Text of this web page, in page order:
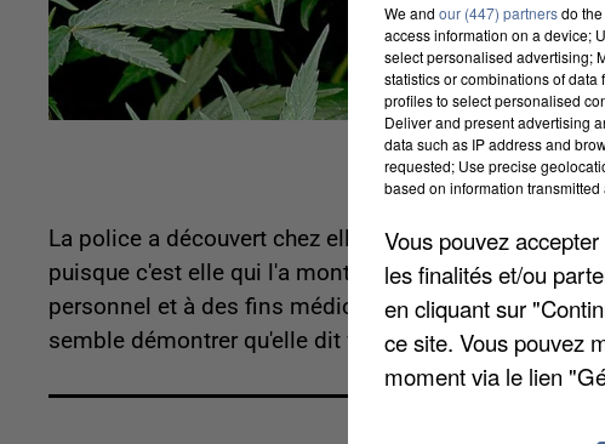
La police a découvert chez elle une culture en pots
puisque c'est elle qui l'a montré aux policiers,
personnel et à des fins médicales. Le cannabis lui
semble démontrer qu'elle dit vrai. Cette femme
We and our (447) partnersdo
access information on a device;
select personalised advertising;
statistics or combinations of
profiles to select personalised
Deliver and present advertising
data such as IP address and
requested; Use precise
based on information transmitted
Vous pouvez
les finalités et/ou
en cliquant sur
ce site. Vous pouvez
moment via le lien